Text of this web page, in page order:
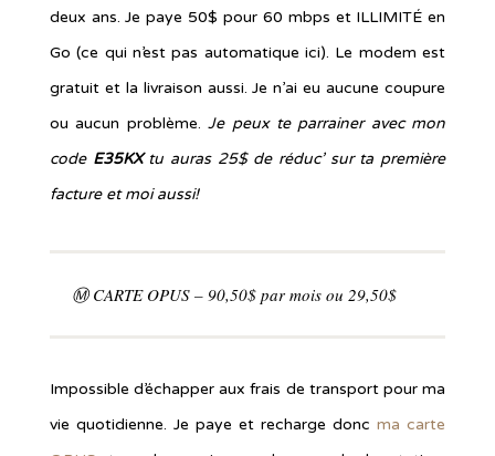
deux ans. Je paye 50$ pour 60 mbps et ILLIMITÉ en
Go (ce qui n’est pas automatique ici). Le modem est
gratuit et la livraison aussi. Je n’ai eu aucune coupure
ou aucun problème.Je peux te parrainer avec mon
code E35KXtu auras 25$ de réduc’ sur ta première
facture et moi aussi!
Ⓜ CARTE OPUS – 90,50$ par mois ou 29,50$
Impossible d’échapper aux frais de transport pour ma
vie quotidienne. Je paye et recharge doncma carte